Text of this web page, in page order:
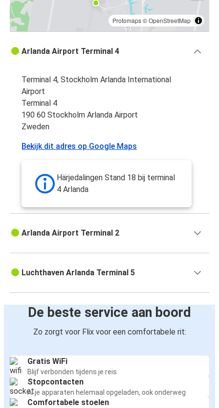
Protomaps©OpenStreetMap
Arlanda Airport Terminal 4
Terminal 4, Stockholm Arlanda International
Airport
Terminal 4
190 60 Stockholm Arlanda Airport
Zweden
Bekijk dit adres op Google Maps
Härjedalingen Stand 18 bij terminal
4 Arlanda
Arlanda Airport Terminal 2
Luchthaven Arlanda Terminal 5
De beste service aan boord
Zo zorgt voor Flix voor een comfortabele rit:
Gratis WiFi
Blijf verbonden tijdens je reis
Stopcontacten
Al je apparaten helemaal opgeladen, ook onderweg
Comfortabele stoelen